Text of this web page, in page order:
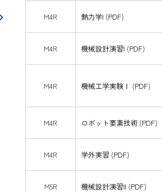
M4R 熱力学I (PDF)
M4R 機械設計演習I (PDF)
M4R 機械工学実験Ⅰ (PDF)
M4R ロボット要素技術(PDF)
M4R 学外実習 (PDF)
M5R 機械設計演習II (PDF)